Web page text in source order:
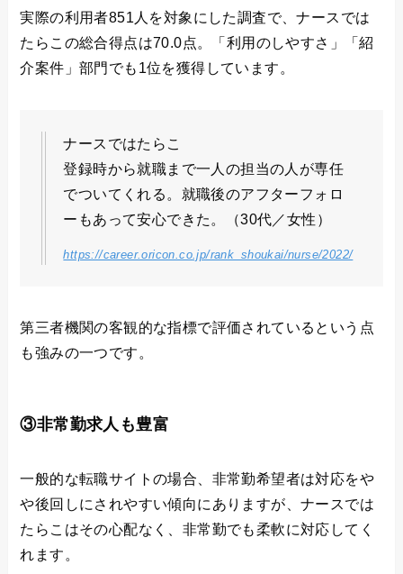
実際の利用者851人を対象にした調査で、ナースでは
たらこの総合得点は70.0点。「利用のしやすさ」「紹
介案件」部門でも1位を獲得しています。
ナースではたらこ
登録時から就職まで一人の担当の人が専任
でついてくれる。就職後のアフターフォロ
ーもあって安心できた。（30代／女性）
https://career.oricon.co.jp/rank_shoukai/nurse/2022/
第三者機関の客観的な指標で評価されているという点
も強みの一つです。
③非常勤求人も豊富
一般的な転職サイトの場合、非常勤希望者は対応をや
や後回しにされやすい傾向にありますが、ナースでは
たらこはその心配なく、非常勤でも柔軟に対応してく
れます。